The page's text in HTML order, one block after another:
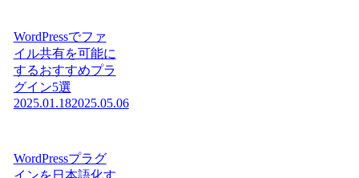
WordPressでファ
イル共有を可能に
するおすすめプラ
グイン5選
2025.01.182025.05.06
WordPressプラグ
インを日本語化す